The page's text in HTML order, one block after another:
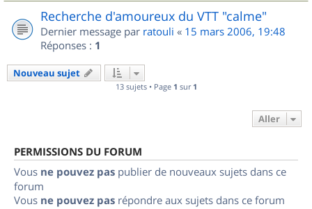
Recherche d'amoureux du VTT "calme"
Dernier message par ratouli « 15 mars 2006, 19:48
Réponses : 1
Nouveau sujet
13 sujets • Page 1 sur 1
Aller
PERMISSIONS DU FORUM
Vous ne pouvez pas publier de nouveaux sujets dans ce
forum
Vous ne pouvez pas répondre aux sujets dans ce forum